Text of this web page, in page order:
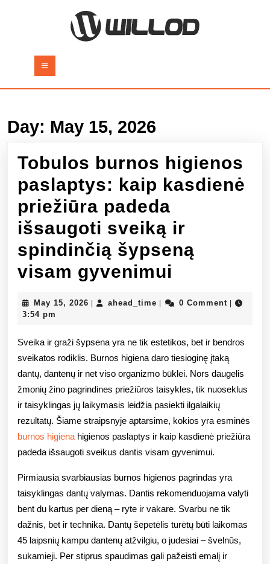
Button
Day: May 15, 2026
Tobulos burnos higienos
paslaptys: kaip kasdienė
priežiūra padeda
išsaugoti sveiką ir
spindinčią šypseną
visam gyvenimui
higienos
paslaptys:
kaip
kasdienė
priežiūra
padeda
išsaugoti
ir
spindinčią
šypseną
visam
May 15, 2026 May
ahead_time ahead_time
0 Comment
3:54 pm
Sveika ir graži šypsena yra ne tik estetikos, bet ir bendros
sveikatos rodiklis. Burnos higiena daro tiesioginę įtaką
dantų, dantenų ir net viso organizmo būklei. Nors daugelis
žmonių žino pagrindines priežiūros taisykles, tik nuoseklus
ir taisyklingas jų laikymasis leidžia pasiekti ilgalaikių
rezultatų. Šiame straipsnyje aptarsime, kokios yra esminės
burnos higiena higienos paslaptys ir kaip kasdienė priežiūra
padeda išsaugoti sveikus dantis visam gyvenimui.
Pirmiausia svarbiausias burnos higienos pagrindas yra
taisyklingas dantų valymas. Dantis rekomenduojama valyti
bent du kartus per dieną – ryte ir vakare. Svarbu ne tik
dažnis, bet ir technika. Dantų šepetėlis turėtų būti laikomas
45 laipsnių kampu dantenų atžvilgiu, o judesiai – švelnūs,
sukamieji. Per stiprus spaudimas gali pažeisti emalį ir